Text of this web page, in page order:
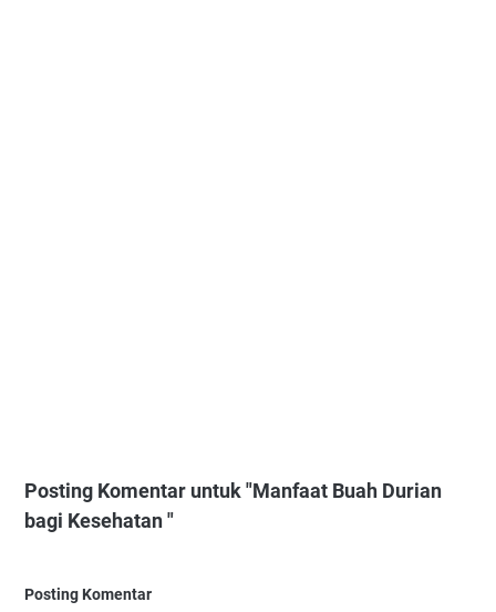
Posting Komentar untuk "Manfaat Buah Durian
bagi Kesehatan "
Posting Komentar